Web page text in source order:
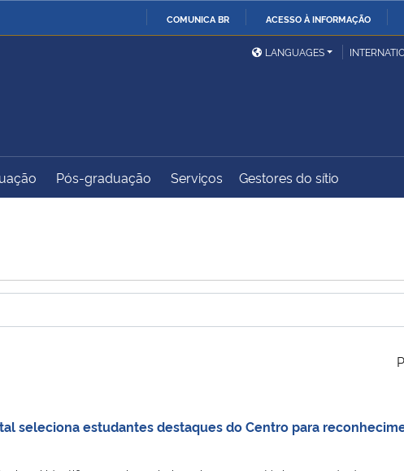
COMUNICA BR ACESSO À INFORMAÇÃO
e
Ministério da Defesa
Ministério das Relações
Exteriores
Ministério do
Controladoria-Geral da
LANGUAGES
Pós-graduação Serviços Gestores do sítio
seleciona estudantes destaques do Centro para